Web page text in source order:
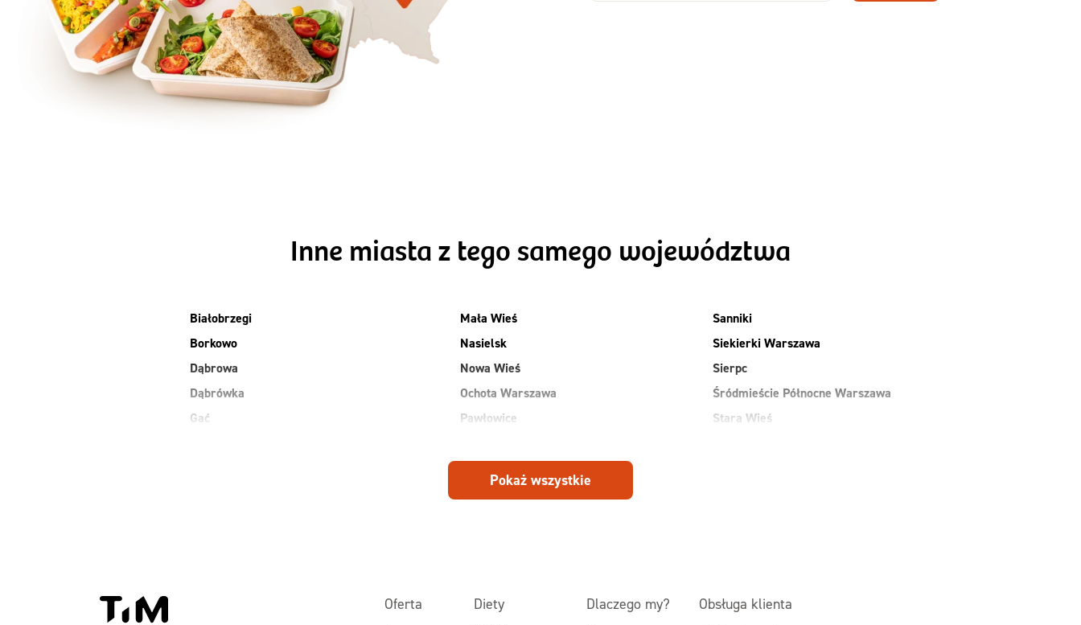
Zamów dietę!
Inne miasta z tego samego województwa
Białobrzegi
Borkowo
Dąbrowa
Dąbrówka
Gać
Mała Wieś
Nasielsk
Nowa Wieś
Ochota Warszawa
Pawłowice
Sanniki
Siekierki Warszawa
Sierpc
Śródmieście Północne Warszawa
Stara Wieś
Pokaż wszystkie
Oferta Diety Dlaczego my? Obsługa klienta